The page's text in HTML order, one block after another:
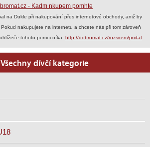
na Dukle při nakupování přes internetové obchody, aniž by
nakupujete na internetu a chcete nás při tom zároveň
tohoto pomocníka: http://dobromat.cz/rozsireni/pridat
Všechny dívčí kategorie